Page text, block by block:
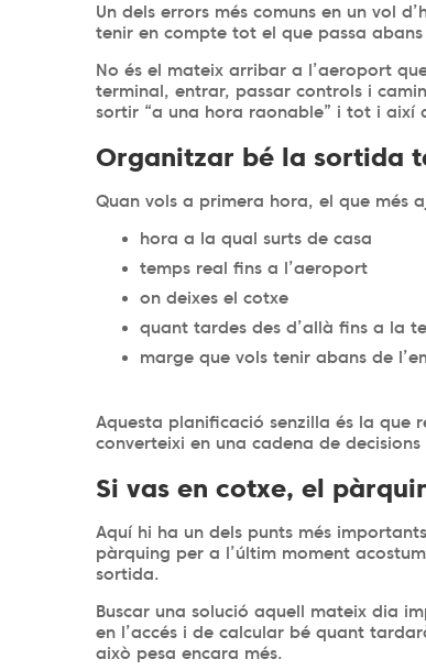
Un dels errors més comuns en un vol
tenir en compte tot el que passa
No és el mateix arribar a l’aeroport
terminal, entrar, passar controls i
sortir “a una hora raonable” i tot i així
Organitzar bé la sortida
Quan vols a primera hora, el que més
hora a la qual surts de casa
temps real fins a l’aeroport
on deixes el cotxe
quant tardes des d’allà fins a la
marge que vols tenir abans de
Aquesta planificació senzilla és la
converteixi en una cadena de decisions
Si vas en cotxe, el
Aquí hi ha un dels punts més
pàrquing per a l’últim moment
sortida.
Buscar una solució aquell mateix dia
en l’accés i de calcular bé quant
això pesa encara més.